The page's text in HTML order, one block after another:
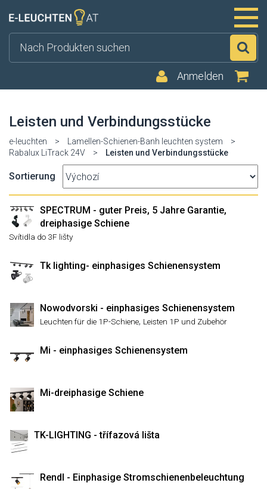
Anmelden
Leisten und Verbindungsstücke
e-leuchten > Lamellen-Schienen-Banh leuchten system
>
Rabalux LiTrack 24V
> Leisten und Verbindungsstücke
Sortierung
SPECTRUM - guter Preis, 5 Jahre Garantie,
dreiphasige Schiene
Svítidla do 3F lišty
Tk lighting- einphasiges Schienensystem
Nowodvorski - einphasiges Schienensystem
Leuchten für die 1P-Schiene, Leisten 1P und Zubehör
Mi - einphasiges Schienensystem
Mi-dreiphasige Schiene
TK-LIGHTING - třífazová lišta
Rendl - Einphasige Stromschienenbeleuchtung